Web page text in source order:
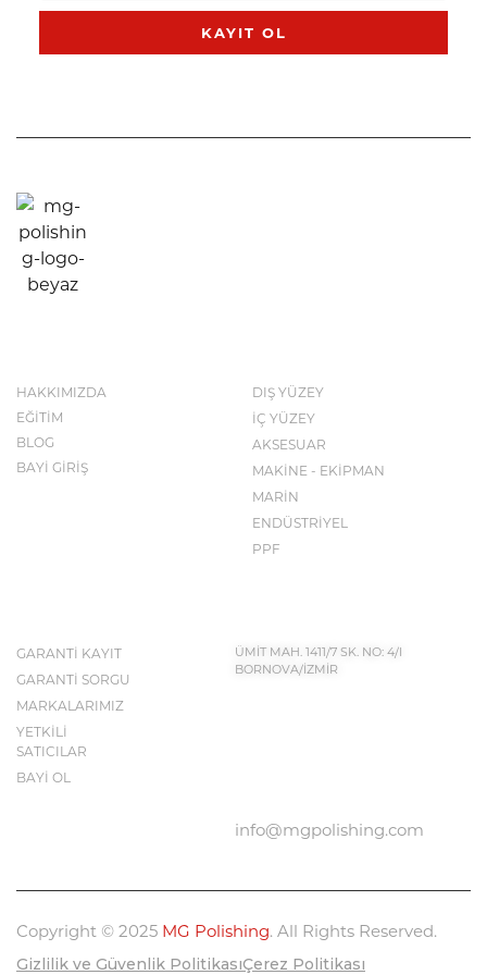
KAYIT OL
HAKKIMIZDA
EĞİTİM
BLOG
BAYİ GİRİŞ
DIŞ YÜZEY
İÇ YÜZEY
AKSESUAR
MAKİNE - EKİPMAN
MARİN
ENDÜSTRİYEL
PPF
GARANTİ KAYIT
GARANTİ SORGU
MARKALARIMIZ
YETKİLİ
SATICILAR
BAYİ OL
ÜMİT MAH. 1411/7 SK. NO: 4/I
BORNOVA/İZMİR
info@mgpolishing.com
Copyright © 2025 MG Polishing. All Rights Reserved.
Gizlilik ve Güvenlik PolitikasıÇerez Politikası